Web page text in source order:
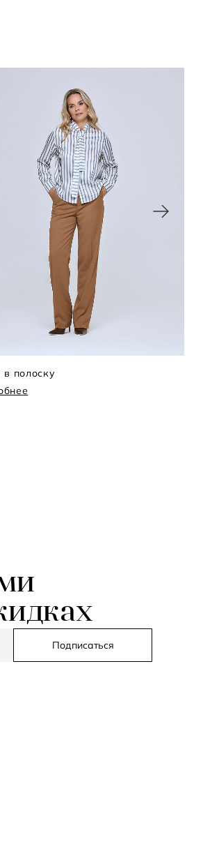
в полоску
Подписаться